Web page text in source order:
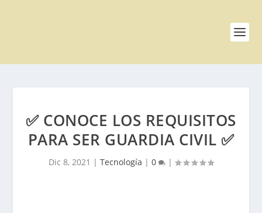
✅ CONOCE LOS REQUISITOS
PARA SER GUARDIA CIVIL ✅
Dic 8, 2021 | Tecnología | 0 |